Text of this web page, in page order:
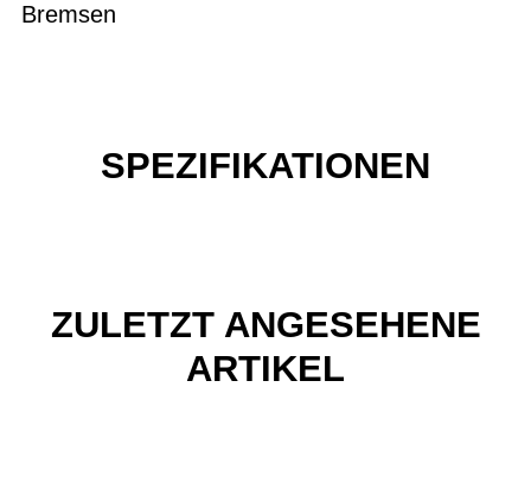
Bremsen
SPEZIFIKATIONEN
ZULETZT ANGESEHENE
ARTIKEL